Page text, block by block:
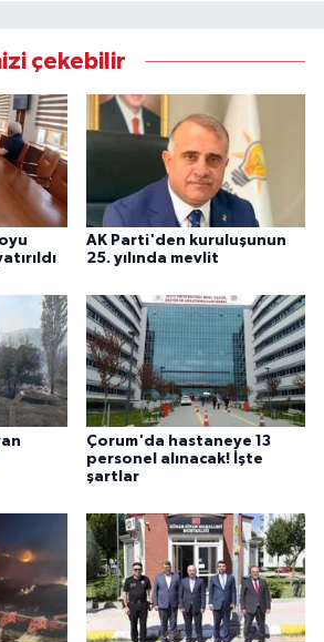
çekebilir
AK Parti'den kuruluşunun
25. yılında mevlit
Çorum'da hastaneye 13
personel alınacak! İşte
şartlar